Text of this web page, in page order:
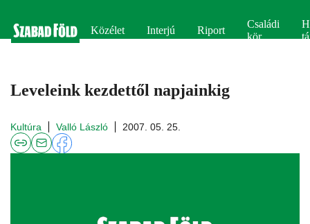
Közélet Interjú Riport
Családi
kör
Leveleink kezdettől napjainkig
Kultúra Valló László 2007. 05. 25.